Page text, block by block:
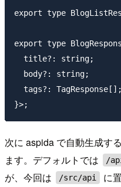
export type
export type
  title?: string;
  body?: string;
  tags?: TagResponse[];
次に aspida で自動生成す
ます。デフォルトでは
/
が、今回は
/src/api に